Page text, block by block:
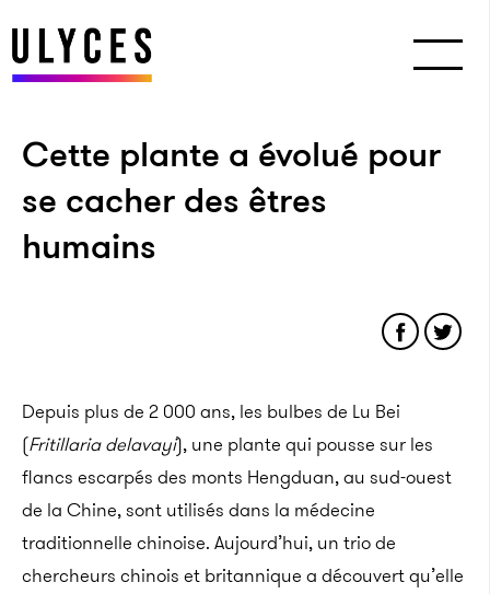
Cette plante a évolué pour
se cacher des êtres
humains
Depuis plus de 2 000 ans, les bulbes de Lu Bei
(Fritillaria delavayi), une plante qui pousse sur les
flancs escarpés des monts Hengduan, au sud-ouest
de la Chine, sont utilisés dans la médecine
traditionnelle chinoise. Aujourd’hui, un trio de
chercheurs chinois et britannique a découvert qu’elle